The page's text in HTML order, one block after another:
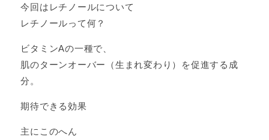
今回はレチノールについて
レチノールって何？
ビタミンAの一種で、
肌のターンオーバー（生まれ変わり）を促進する成
分。
期待できる効果
主にこのへん